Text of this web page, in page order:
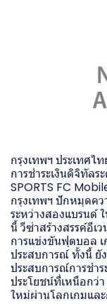
กรุงเทพฯ ประเทศไ
การชำระเงินดิจิทัลร
SPORTS FC
กรุงเทพฯ ปักหมุดคว
ระหว่างสองแบรนด์
นี้ วีซ่าสร้างสรรค์อี
การแข่งขันฟุตบอล
ประสบการณ์ ทั้งนี้ ยั
ประสบการณ์การชำ
ประโยชน์ที่เหนือกว่
ใหม่ผ่านโลกเกมแล